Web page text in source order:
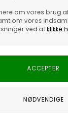
om vores brug
om vores
ved atklikke
er lavet i
fra Rains her